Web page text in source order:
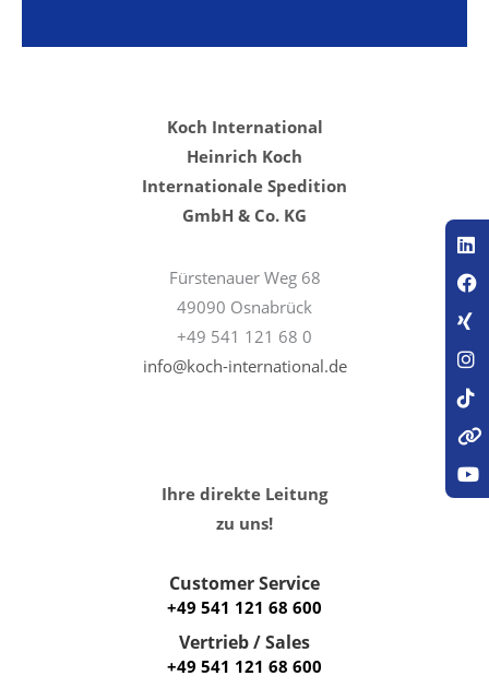
Koch International
Heinrich Koch
Internationale Spedition
GmbH & Co. KG
Fürstenauer Weg 68
49090 Osnabrück
+49 541 121 68 0
info@koch-international.de
Ihre direkte Leitung
zu uns!
Customer Service
+49 541 121 68 600
Vertrieb / Sales
+49 541 121 68 600